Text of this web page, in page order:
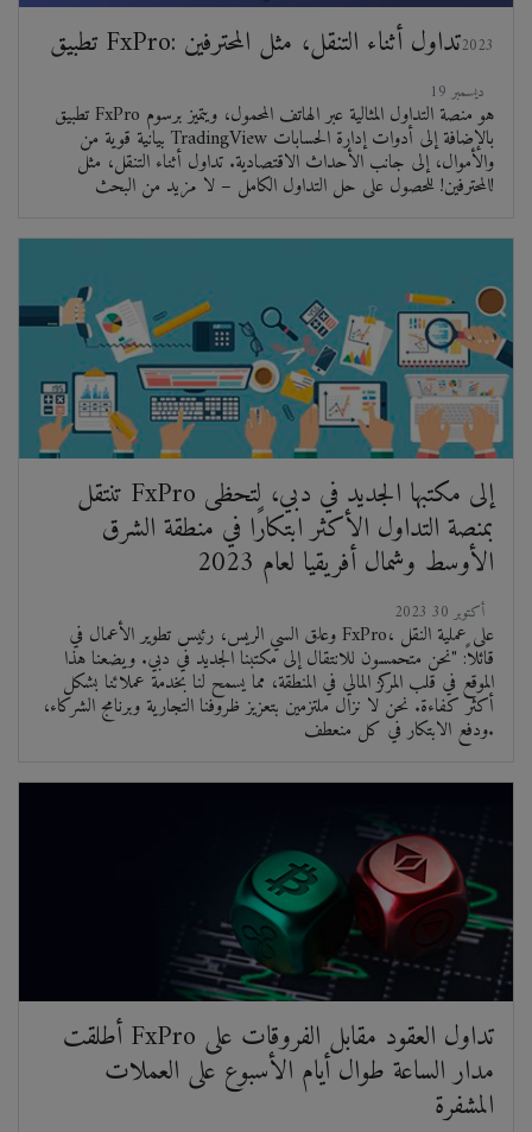
تطبيق FxPro: تداول أثناء التنقل، مثل المحترفين2023
تطبيق FxPro هو منصة التداول المثالية عبر الهاتف المحمول، ويتميز برسوم
بيانية قوية من TradingView بالإضافة إلى أدوات إدارة الحسابات
والأموال، إلى جانب الأحداث الاقتصادية. تداول أثناء التنقل، مثل
المحترفين! للحصول على حل التداول الكامل – لا مزيد من البحث!
تنتقل FxPro إلى مكتبها الجديد في دبي، لتحظى
بمنصة التداول الأكثر ابتكارًا في منطقة الشرق
الأوسط وشمال أفريقيا لعام 2023
وعلق السي الريس، رئيس تطوير الأعمال في FxPro، على عملية النقل
قائلاً: "نحن متحمسون للانتقال إلى مكتبنا الجديد في دبي. ويضعنا هذا
الموقع في قلب المركز المالي في المنطقة، مما يسمح لنا بخدمة عملائنا بشكل
أكثر كفاءة. نحن لا نزال ملتزمين بتعزيز ظروفنا التجارية وبرنامج الشركاء،
ودفع الابتكار في كل منعطف.
أطلقت FxPro تداول العقود مقابل الفروقات على
مدار الساعة طوال أيام الأسبوع على العملات
المشفرة